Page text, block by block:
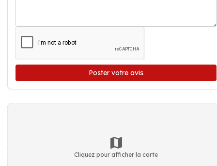
Poster votre avis
Cliquez pour afficher la carte